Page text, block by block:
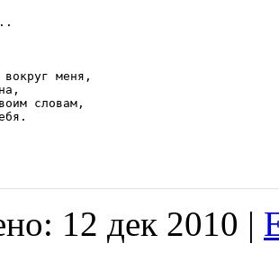
меня,
словам,
12 дек 2010 |